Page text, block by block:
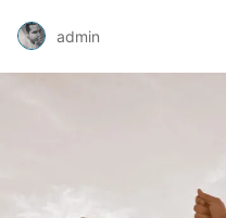
admin